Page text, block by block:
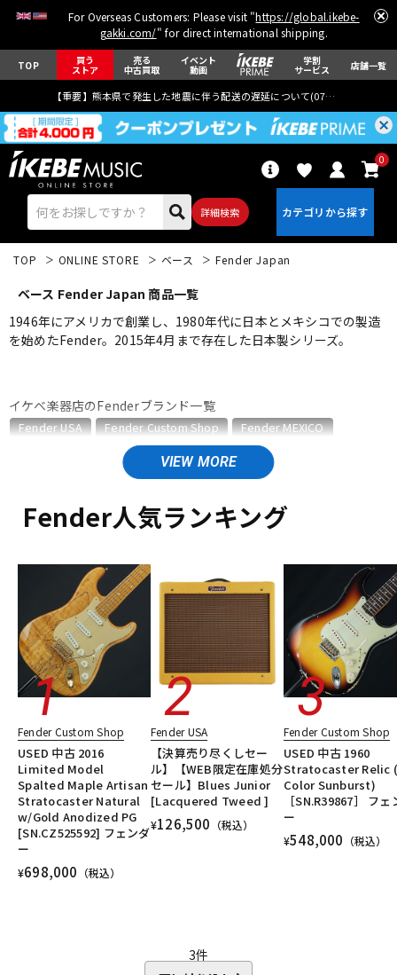
For Overseas Customers: Please visit "https://global.ikebe-
gakki.com/" for direct international shipping.
TOP 買う
ストア
売る
中古買取
イベント
動画
学割
サービス 店舗一覧
【重要】熊本県で発生した地震に伴う配送の遅延について(07月29日
詳細検索
0
ベース ウクレレ
管楽器 その他楽器
アンプ エフェクター
DJ機器 DTM
DTM オンライン納品 レコーディング機器
配信/ライブ機器
TOP ONLINE STORE ベース Fender Japan
ベース Fender Japan 商品一覧
1946年にアメリカで創業し、1980年代に日本とメキシコでの製造
を始めたFender。2015年4月まで存在した日本製シリーズ。
イケベ楽器店のFenderブランド一覧
Fender USA Fender Custom Shop
Fender MEXICO
Fender Made in Japan
Fender Standard Series
Fender Japan
Fender Japanのカテゴリ
楽器アクセサリ
ユーズド ALL
Fender人気ランキング
Fender Custom Shop
USED 中古 2016
Limited Model
Spalted Maple Artisan
Stratocaster Natural
w/Gold Anodized PG
[SN.CZ525592] フェンダ
ー
¥698,000 （税込）
Fender USA
【決算売り尽くしセー
ル】【WEB限定在庫処分
セール】Blues Junior
[Lacquered Tweed ]
¥126,500 （税込）
Fender Custom Shop
USED 中古 1960
Stratocaster Relic
Color Sunburst)
［SN.R39867］ フェ
ー
¥548,000 （税込）
3件